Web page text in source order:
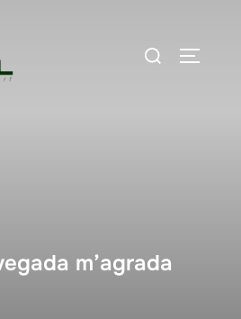
Buscar:
m’agrada